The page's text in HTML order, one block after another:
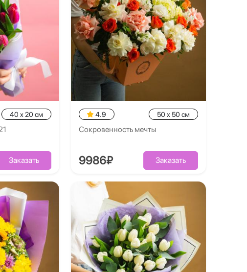
40 x 20 см
Заказать
4.9 50 x 50 см
Сокровенность мечты
9986₽ Заказать